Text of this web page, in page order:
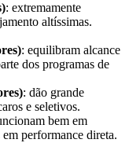
: extremamente
altíssimas.
: equilibram alcance
dos programas de
: dão grande
e seletivos.
bem em
em performance direta.